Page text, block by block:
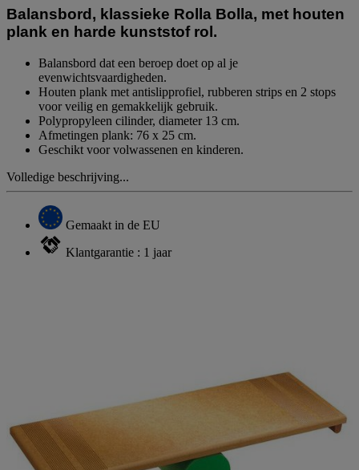
Balansbord, klassieke Rolla Bolla, met houten
plank en harde kunststof rol.
Balansbord dat een beroep doet op al je
evenwichtsvaardigheden.
Houten plank met antislipprofiel, rubberen strips en 2 stops
voor veilig en gemakkelijk gebruik.
Polypropyleen cilinder, diameter 13 cm.
Afmetingen plank: 76 x 25 cm.
Geschikt voor volwassenen en kinderen.
Volledige beschrijving...
Gemaakt in de EU
Klantgarantie : 1 jaar